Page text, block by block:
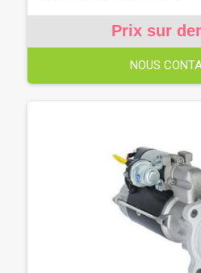
Prix sur
NOUS